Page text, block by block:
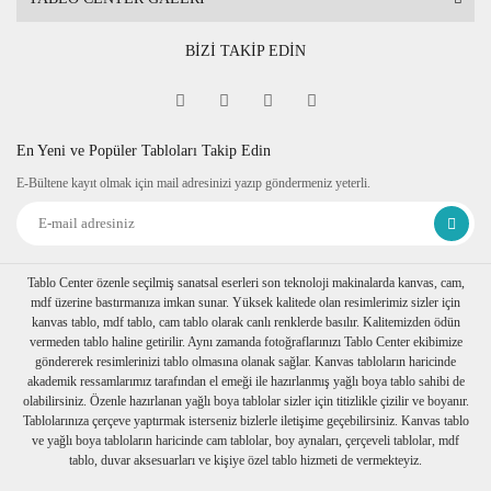
BİZİ TAKİP EDİN
En Yeni ve Popüler Tabloları Takip Edin
E-Bültene kayıt olmak için mail adresinizi yazıp göndermeniz yeterli.
Tablo Center özenle seçilmiş sanatsal eserleri son teknoloji makinalarda kanvas, cam,
mdf üzerine bastırmanıza imkan sunar. Yüksek kalitede olan resimlerimiz sizler için
kanvas tablo, mdf tablo, cam tablo olarak canlı renklerde basılır. Kalitemizden ödün
vermeden tablo haline getirilir. Aynı zamanda fotoğraflarınızı Tablo Center ekibimize
göndererek resimlerinizi tablo olmasına olanak sağlar. Kanvas tabloların haricinde
akademik ressamlarımız tarafından el emeği ile hazırlanmış yağlı boya tablo sahibi de
olabilirsiniz. Özenle hazırlanan yağlı boya tablolar sizler için titizlikle çizilir ve boyanır.
Tablolarınıza çerçeve yaptırmak isterseniz bizlerle iletişime geçebilirsiniz. Kanvas tablo
ve yağlı boya tabloların haricinde cam tablolar, boy aynaları, çerçeveli tablolar, mdf
tablo, duvar aksesuarları ve kişiye özel tablo hizmeti de vermekteyiz.